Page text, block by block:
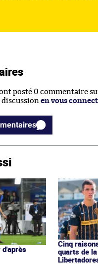
posté 0 commentaire
discussion en vous
commentaires
d'après
Cinq
quarts de